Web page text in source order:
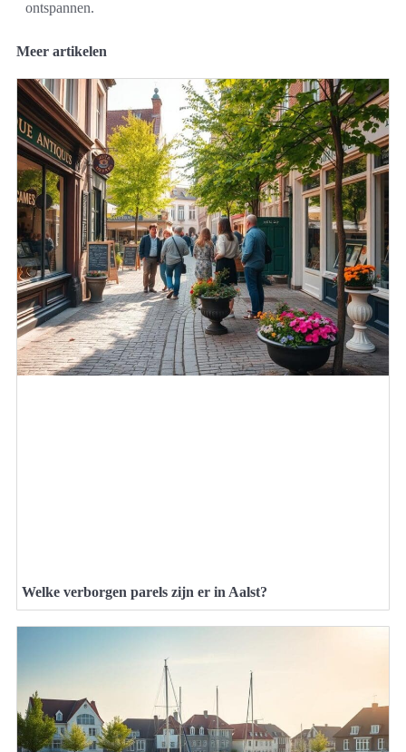
ontspannen.
Meer artikelen
Welke verborgen parels zijn er in Aalst?